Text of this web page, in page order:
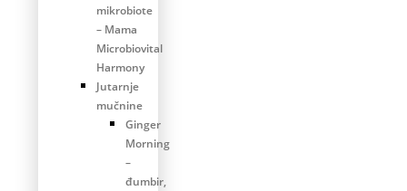
mikrobiote
– Mama
Microbiovital
Harmony
Jutarnje
mučnine
Ginger
Morning
–
đumbir,